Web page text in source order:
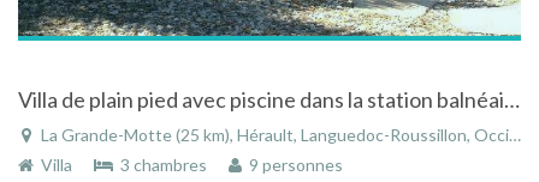
Villa de plain pied avec piscine dans la station balnéaire de la Grande Motte dans l'Hérault
La Grande-Motte (25 km), Hérault, Languedoc-Roussillon, Occitanie, France
Villa
3 chambres 9 personnes